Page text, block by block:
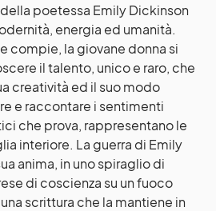
poetessa Emily Dickinson
energia ed umanità.
compie, la giovane donna si
il talento, unico e raro, che
creatività ed il suo modo
e raccontare i sentimenti
che prova, rappresentano le
interiore. La guerra di Emily
anima, in uno spiraglio di
di coscienza su un fuoco
scrittura che la mantiene in